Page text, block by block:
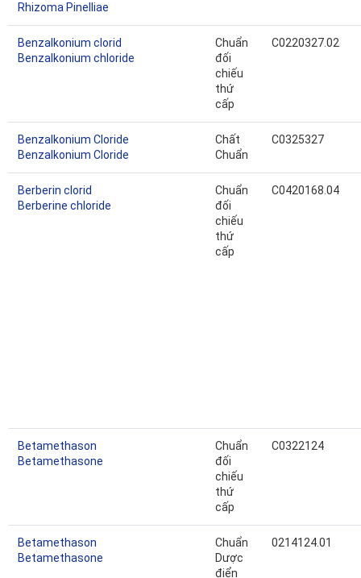
Rhizoma Pinelliae
Benzalkonium clorid
Benzalkonium chloride
Chuẩn
đối
chiếu
thứ
cấp
C0220327.02
Benzalkonium Cloride
Benzalkonium Cloride
Chất
Chuẩn
C0325327
Berberin clorid
Berberine chloride
Chuẩn
đối
chiếu
thứ
cấp
C0420168.04
Betamethason
Betamethasone
Chuẩn
đối
chiếu
thứ
cấp
C0322124
Betamethason
Betamethasone
Chuẩn
Dược
điển
0214124.01